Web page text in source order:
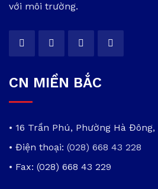
với môi trường.
CN MIỀN BẮC
• 16 Trần Phú, Phường Hà Đông,
• Điện thoại: (028) 668 43 228
• Fax: (028) 668 43 229